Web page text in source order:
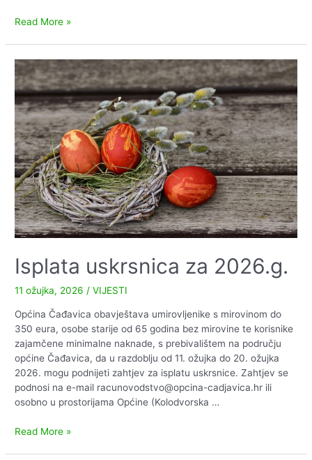
Uputa
civilne
zaštite
Virovitica
o
svinjskoj
kugi
i
pridržavanju
mjera
Read More »
Isplata uskrsnica za 2026.g.
11 ožujka, 2026 /VIJESTI
Općina Čađavica obavještava umirovljenike s mirovinom do
350 eura, osobe starije od 65 godina bez mirovine te korisnike
zajamčene minimalne naknade, s prebivalištem na području
općine Čađavica, da u razdoblju od 11. ožujka do 20. ožujka
2026. mogu podnijeti zahtjev za isplatu uskrsnice. Zahtjev se
podnosi na e-mail racunovodstvo@opcina-cadjavica.hr ili
osobno u prostorijama Općine (Kolodvorska …
Isplata
Read More »